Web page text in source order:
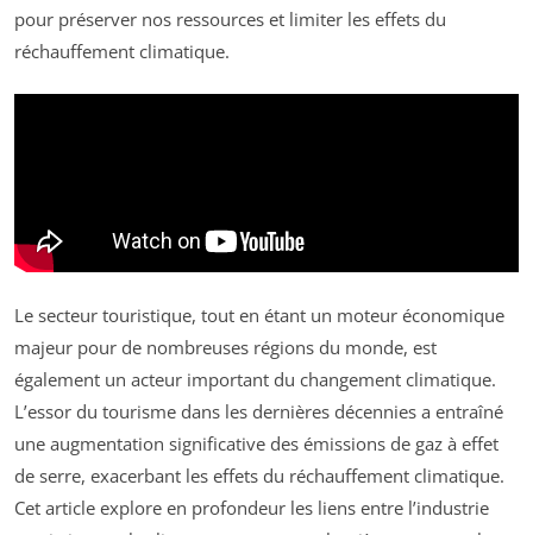
pour préserver nos ressources et limiter les effets du
réchauffement climatique.
Le secteur touristique, tout en étant un moteur économique
majeur pour de nombreuses régions du monde, est
également un acteur important du changement climatique.
L’essor du tourisme dans les dernières décennies a entraîné
une augmentation significative des émissions de gaz à effet
de serre, exacerbant les effets du réchauffement climatique.
Cet article explore en profondeur les liens entre l’industrie